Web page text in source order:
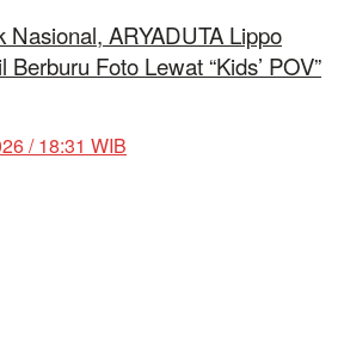
Nasional, ARYADUTA Lippo
Foto Lewat “Kids’ POV”
/ 18:31 WIB